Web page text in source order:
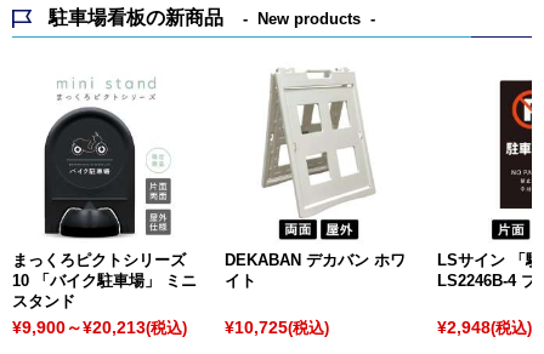
駐車場看板の新商品 New products
まっくろピクトシリーズ
10 「バイク駐車場」 ミニ
スタンド
¥9,900～¥20,213(税込)
DEKABAN デカバン ホワ
イト
¥10,725(税込)
LSサイン 「
LS2246B-4 ブ
¥2,948(税込)